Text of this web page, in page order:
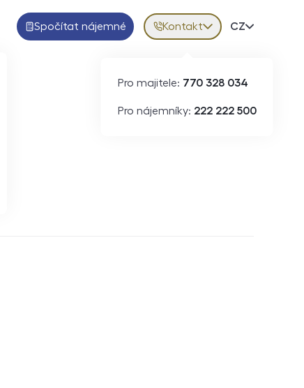
Spočítat nájemné Kontakt
Pro majitele: 770 328 034
Pro nájemníky: 222 222 500
Volba
CZ